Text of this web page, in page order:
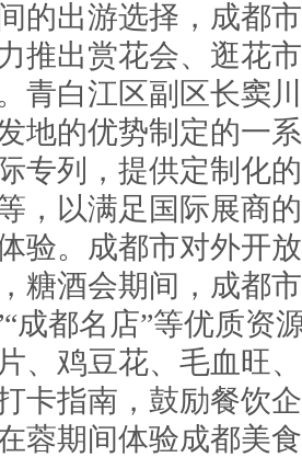
的出游选择，成都
推出赏花会、逛花
青白江区副区长窦
地的优势制定的一
专列，提供定制化
，以满足国际展商
验。成都市对外开
糖酒会期间，成都
成都名店”等优质资
、鸡豆花、毛血旺
卡指南，鼓励餐饮
蓉期间体验成都美